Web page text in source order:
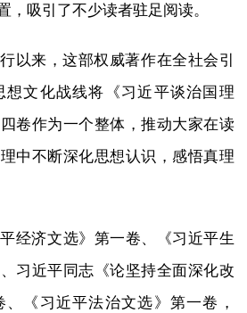
，吸引了不少读者驻足阅读。
来，这部权威著作在全社会引
想文化战线将《习近平谈治国理
卷作为一个整体，推动大家在读
中不断深化思想认识，感悟真理
济文选》第一卷、《习近平生
习近平同志《论坚持全面深化改
《习近平法治文选》第一卷，